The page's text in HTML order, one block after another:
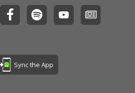
Sync the App